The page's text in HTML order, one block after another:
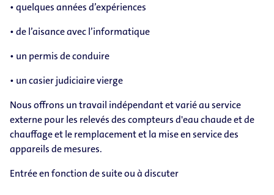
• quelques années d’expériences
• de l’aisance avec l’informatique
• un permis de conduire
• un casier judiciaire vierge
Nous offrons un travail indépendant et varié au service
externe pour les relevés des compteurs d'eau chaude et de
chauffage et le remplacement et la mise en service des
appareils de mesures.
Entrée en fonction de suite ou à discuter